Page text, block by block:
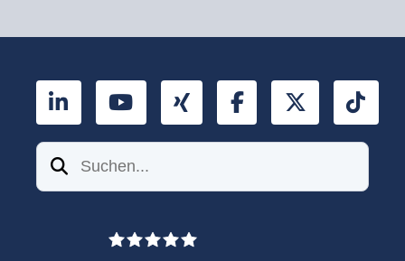
LinkedInYouTubeXing FacebookTwitter
Suchen